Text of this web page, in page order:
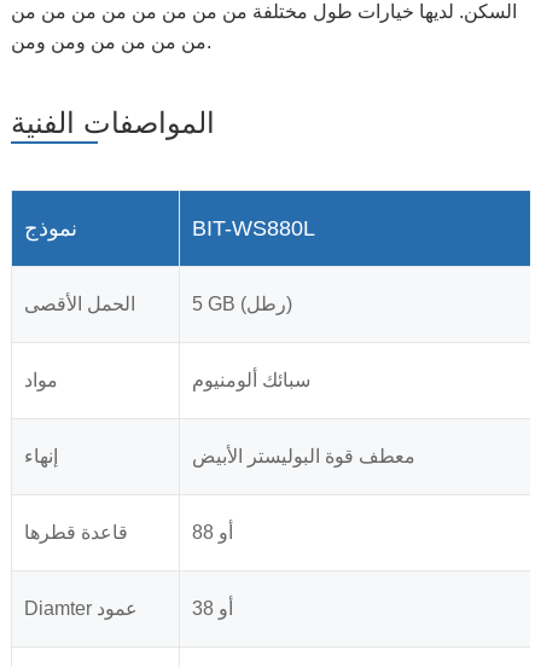
السكن. لديها خيارات طول مختلفة من من من من من من من من
من من من من ومن ومن.
المواصفات الفنية
نموذج BIT-WS880L
الحمل الأقصى 5 GB (رطل)
مواد سبائك ألومنيوم
إنهاء معطف قوة البوليستر الأبيض
قاعدة قطرها 88 أو
Diamter عمود 38 أو